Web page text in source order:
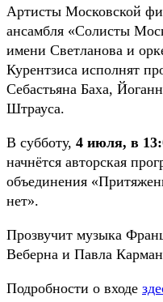
Артисты Московской
ансамбля «Солисты
имени Светланова и
Курентзиса исполнят
Себастьяна Баха,
Штрауса.
В субботу, 4 июля, в
начнётся авторская
объединения
нет».
Прозвучит музыка
Веберна и Павла
Подробности о входе